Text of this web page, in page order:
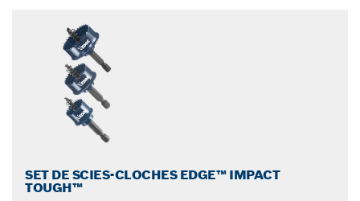
SET DE SCIES-CLOCHES EDGE™ IMPACT
TOUGH™